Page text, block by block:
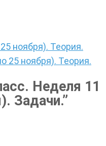
ноября). Теория.
25 ноября). Теория.
Неделя 11
Задачи.”